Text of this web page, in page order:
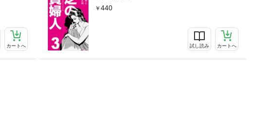
カートへ
440
試し読み カートへ